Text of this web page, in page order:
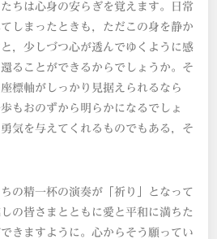
ちは心身の安らぎを覚えます。日常
しまったときも，ただこの身を静か
，少しづつ心が透んでゆくように感
ることができるからでしょうか。そ
標軸がしっかり見据えられるなら
もおのずから明らかになるでしょ
気を与えてくれるものでもある，そ
の精一杯の演奏が「祈り」となって
の皆さまとともに愛と平和に満ちた
きますように。心からそう願ってい